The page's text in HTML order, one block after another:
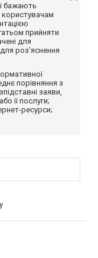
бажають
прийняти
для
роз'яснення
порівняння з
заяви,
її послуги;
ресурси;